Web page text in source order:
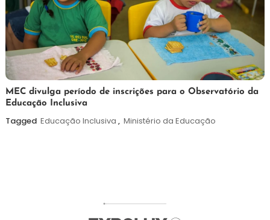
7
de
agosto
Maurilio
MEC divulga período de inscrições para o Observatório da
Educação Inclusiva
Tagged Educação Inclusiva , Ministério da Educação